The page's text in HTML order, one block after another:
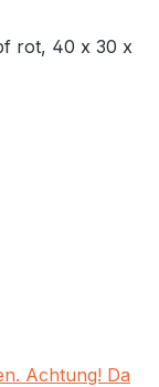
Achtung! Da